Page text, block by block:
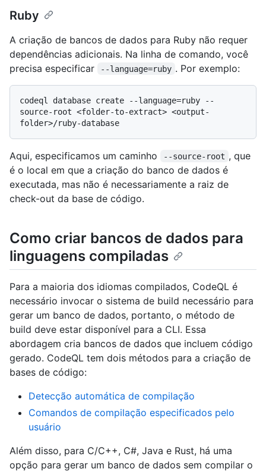
Ruby
A criação de bancos de dados para Ruby não requer
dependências adicionais. Na linha de comando, você
precisa especificar
--language=ruby . Por exemplo:
codeql database create --language=ruby --
source-root <folder-to-extract> <output-
Aqui, especificamos um caminho --source-root , que
é o local em que a criação do banco de dados é
executada, mas não é necessariamente a raiz de
check-out da base de código.
Como criar bancos de dados para
linguagens compiladas
Para a maioria dos idiomas compilados, CodeQL é
necessário invocar o sistema de build necessário para
gerar um banco de dados, portanto, o método de
build deve estar disponível para a CLI. Essa
abordagem cria bancos de dados que incluem código
gerado. CodeQL tem dois métodos para a criação de
bases de código:
Detecção automática de compilação
Comandos de compilação especificados pelo
usuário
Além disso, para C/C++, C#, Java e Rust, há uma
opção para gerar um banco de dados sem compilar o